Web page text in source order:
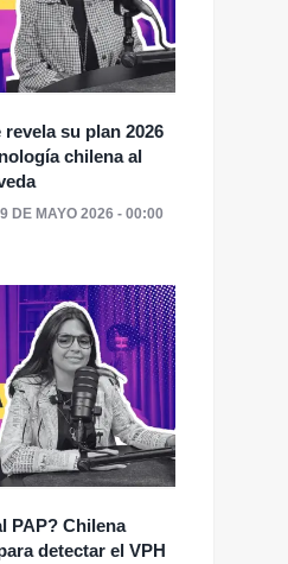
su plan 2026
chilena al
DE MAYO 2026 - 00:00
PAP? Chilena
detectar el VPH